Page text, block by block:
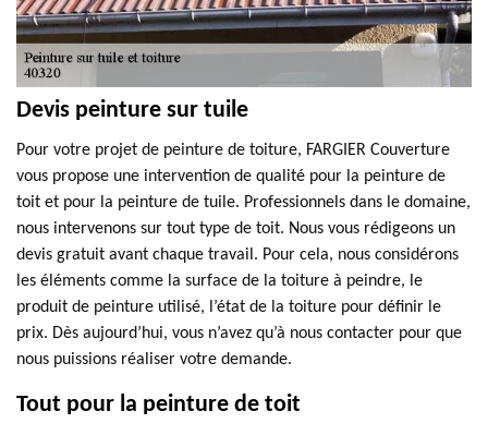
Devis peinture sur tuile
Pour votre projet de peinture de toiture, FARGIER Couverture
vous propose une intervention de qualité pour la peinture de
toit et pour la peinture de tuile. Professionnels dans le domaine,
nous intervenons sur tout type de toit. Nous vous rédigeons un
devis gratuit avant chaque travail. Pour cela, nous considérons
les éléments comme la surface de la toiture à peindre, le
produit de peinture utilisé, l’état de la toiture pour définir le
prix. Dès aujourd’hui, vous n’avez qu’à nous contacter pour que
nous puissions réaliser votre demande.
Tout pour la peinture de toit